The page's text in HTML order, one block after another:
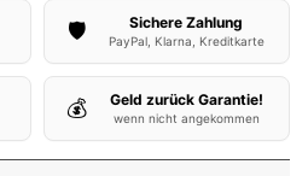
🛡️ Sichere Zahlung
PayPal, Klarna, Kreditkarte
💰 Geld zurück Garantie!
wenn nicht angekommen